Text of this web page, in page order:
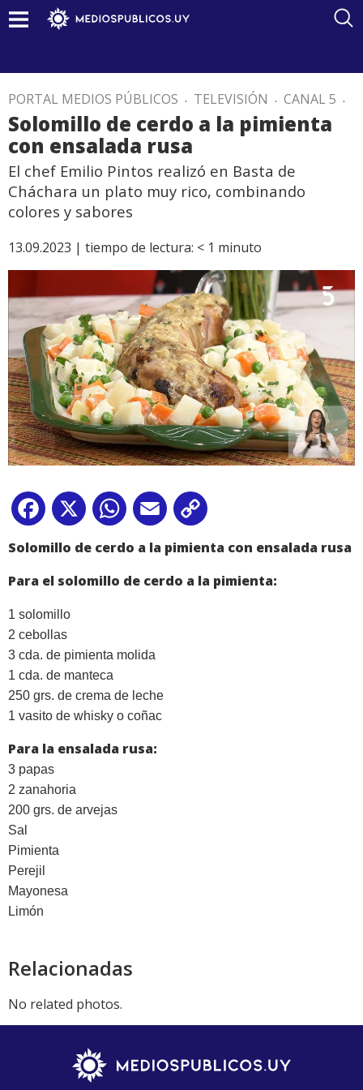
PORTAL MEDIOS PÚBLICOS . TELEVISIÓN . CANAL 5 .
Solomillo de cerdo a la pimienta
con ensalada rusa
El chef Emilio Pintos realizó en Basta de
Cháchara un plato muy rico, combinando
colores y sabores
13.09.2023 | tiempo de lectura: < 1 minuto
Facebook
X WhatsApp
Email
Link
Solomillo de cerdo a la pimienta con ensalada rusa
Para el solomillo de cerdo a la pimienta:
1 solomillo
2 cebollas
3 cda. de pimienta molida
1 cda. de manteca
250 grs. de crema de leche
1 vasito de whisky o coñac
Para la ensalada rusa:
3 papas
2 zanahoria
200 grs. de arvejas
Sal
Pimienta
Perejil
Mayonesa
Limón
Relacionadas
No related photos.